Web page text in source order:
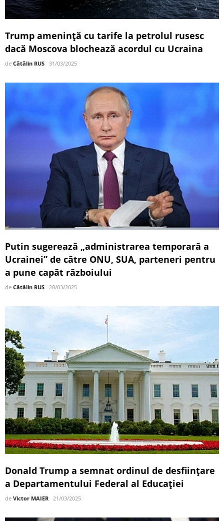
Trump amenință cu tarife la petrolul rusesc
dacă Moscova blochează acordul cu Ucraina
de Cătălin RUS 31/03/2025
Putin sugerează „administrarea temporară a
Ucrainei” de către ONU, SUA, parteneri pentru
a pune capăt războiului
de Cătălin RUS 28/03/2025
Donald Trump a semnat ordinul de desființare
a Departamentului Federal al Educației
de Victor MAIER 21/03/2025